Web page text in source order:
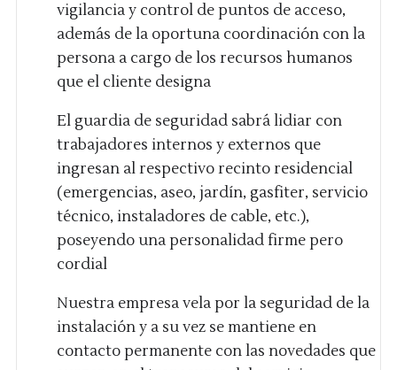
vigilancia y control de puntos de acceso,
además de la oportuna coordinación con la
persona a cargo de los recursos humanos
que el cliente designa
El guardia de seguridad sabrá lidiar con
trabajadores internos y externos que
ingresan al respectivo recinto residencial
(emergencias, aseo, jardín, gasfiter, servicio
técnico, instaladores de cable, etc.),
poseyendo una personalidad firme pero
cordial
Nuestra empresa vela por la seguridad de la
instalación y a su vez se mantiene en
contacto permanente con las novedades que